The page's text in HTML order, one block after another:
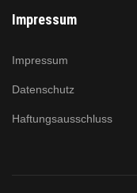
Impressum
Impressum
Datenschutz
Haftungsausschluss